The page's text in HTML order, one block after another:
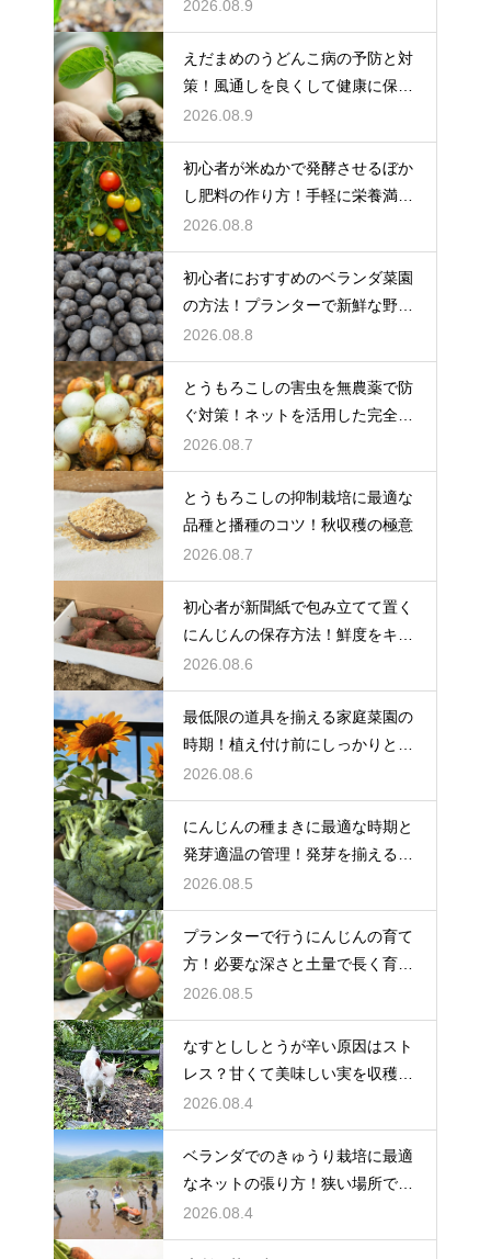
2026.08.9
えだまめのうどんこ病の予防と対
策！風通しを良くして健康に保ち
収穫する
2026.08.9
初心者が米ぬかで発酵させるぼか
し肥料の作り方！手軽に栄養満点
の肥料を
2026.08.8
初心者におすすめのベランダ菜園
の方法！プランターで新鮮な野菜
を大収穫
2026.08.8
とうもろこしの害虫を無農薬で防
ぐ対策！ネットを活用した完全防
御
2026.08.7
とうもろこしの抑制栽培に最適な
品種と播種のコツ！秋収穫の極意
2026.08.7
初心者が新聞紙で包み立てて置く
にんじんの保存方法！鮮度をキー
プする
2026.08.6
最低限の道具を揃える家庭菜園の
時期！植え付け前にしっかりと準
備をする
2026.08.6
にんじんの種まきに最適な時期と
発芽適温の管理！発芽を揃えるコ
ツ
2026.08.5
プランターで行うにんじんの育て
方！必要な深さと土量で長く育て
る
2026.08.5
なすとししとうが辛い原因はスト
レス？甘くて美味しい実を収穫す
る
2026.08.4
ベランダでのきゅうり栽培に最適
なネットの張り方！狭い場所でも
大収穫
2026.08.4